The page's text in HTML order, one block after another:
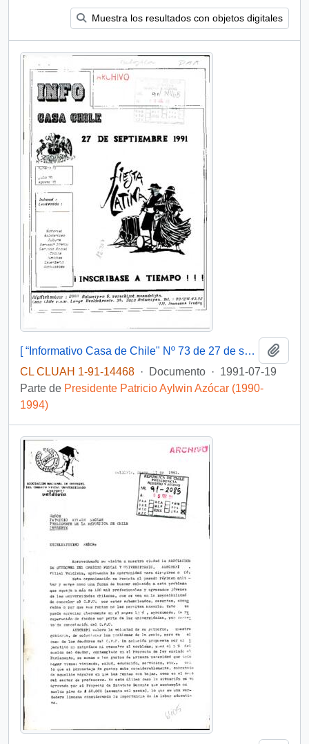
Muestra los resultados con objetos digitales
[ “Informativo Casa de Chile" Nº 73 de 27 de septiembre de 1991]
CL CLUAH 1-91-14468 · Documento · 1991-07-19
Parte de Presidente Patricio Aylwin Azócar (1990-
1994)